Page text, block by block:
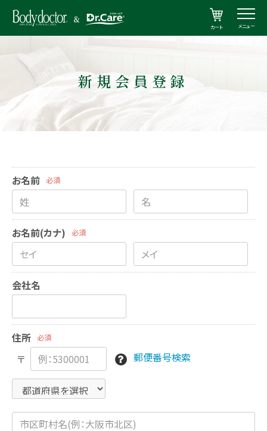
カート メニュー
新規会員登録
お名前 必須
お名前(カナ) 必須
会社名
住所 必須
〒 郵便番号検索